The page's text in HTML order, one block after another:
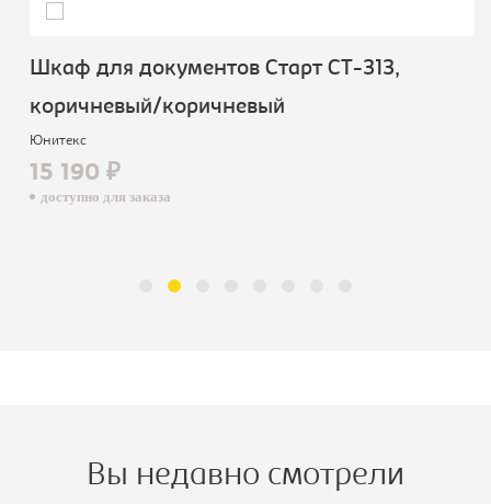
Шкаф для документов Старт СТ-313,
коричневый/коричневый
Юнитекс
15 190 ₽
доступно для заказа
Вы недавно смотрели